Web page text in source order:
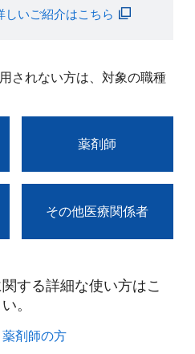
しいご紹介はこちら
されない方は、対象の職種
薬剤師
その他医療関係者
する詳細な使い方はこ
。​
薬剤師の方​